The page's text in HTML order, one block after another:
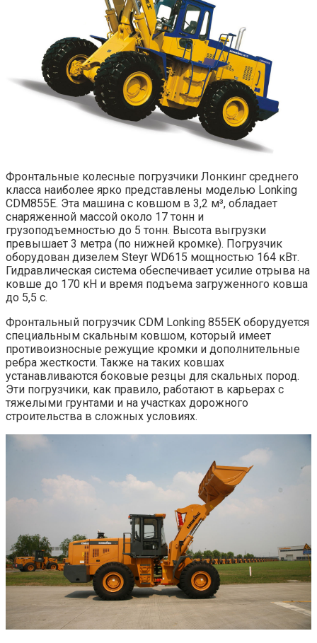
Фронтальные колесные погрузчики Лонкинг среднего
класса наиболее ярко представлены моделью Lonking
CDM855E. Эта машина с ковшом в 3,2 м³, обладает
снаряженной массой около 17 тонн и
грузоподъемностью до 5 тонн. Высота выгрузки
превышает 3 метра (по нижней кромке). Погрузчик
оборудован дизелем Steyr WD615 мощностью 164 кВт.
Гидравлическая система обеспечивает усилие отрыва на
ковше до 170 кН и время подъема загруженного ковша
до 5,5 с.
Фронтальный погрузчик CDM Lonking 855EK оборудуется
специальным скальным ковшом, который имеет
противоизносные режущие кромки и дополнительные
ребра жесткости. Также на таких ковшах
устанавливаются боковые резцы для скальных пород.
Эти погрузчики, как правило, работают в карьерах с
тяжелыми грунтами и на участках дорожного
строительства в сложных условиях.